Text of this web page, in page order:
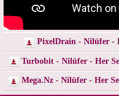
PixelDrain - Nilüfer -
Turbobit - Nilüfer - Her
Mega.Nz - Nilüfer - Her